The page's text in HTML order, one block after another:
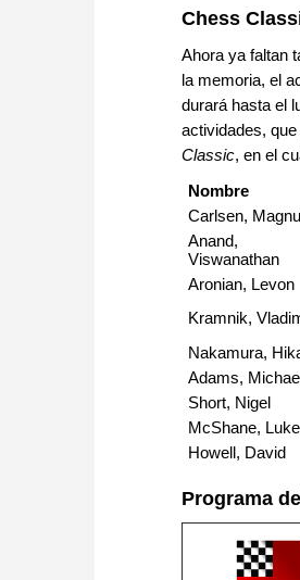
Chess
Ahora ya faltan
la memoria, el
durará hasta el
actividades,
Classic, en el
Nombre
Carlsen,
Anand,
Viswanathan
Aronian, Levon
Kramnik,
Nakamura,
Adams,
Short, Nigel
McShane, Luke
Howell, David
Programa del